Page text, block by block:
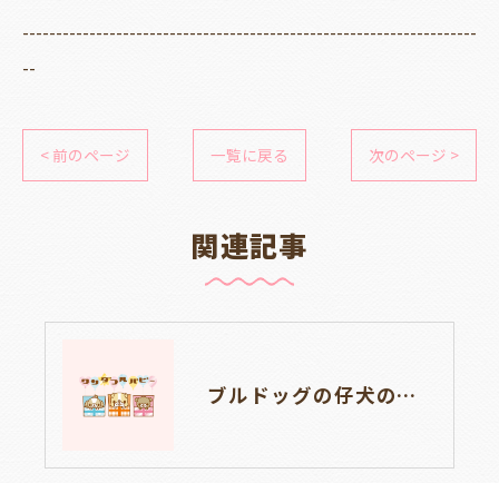
--------------------------------------------------------------------
--
< 前のページ 一覧に戻る 次のページ >
関連記事
ブルドッグの仔犬のお目目があきました👀💑🐶岐阜県養老町のブリーダーワンダフルパピーです。